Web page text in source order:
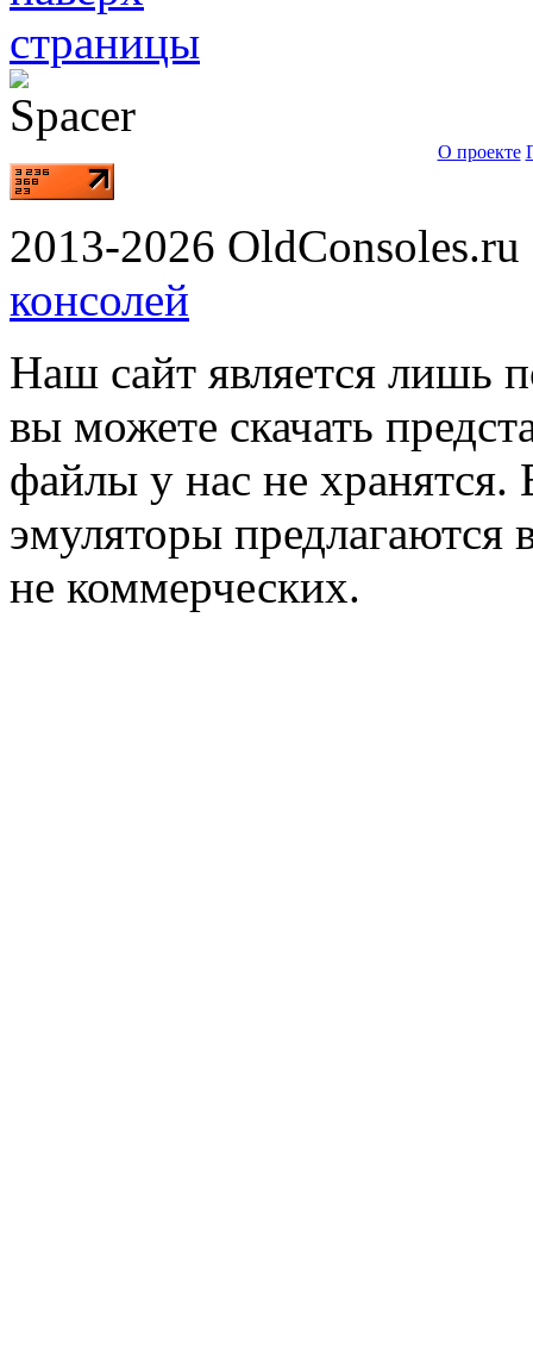
О проекте
2013-2026
консолей
Наш сайт является лишь
вы можете скачать
файлы у нас не хранятся.
эмуляторы предлагаются
не коммерческих.